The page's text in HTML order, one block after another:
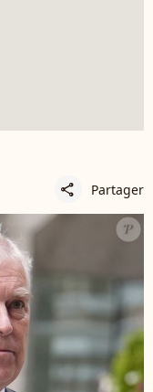
share Partager